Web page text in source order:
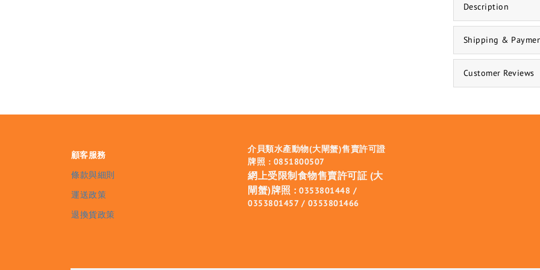
Description
Shipping &
Customer Reviews
顧客服務
條款與細則
運送政策
退換貨政策
介貝類水產動物(大閘蟹)售賣許可證
牌照 : 0851800507
網上受限制食物售賣許可証 (大
閘蟹)牌照 : 0353801448 /
0353801457 / 0353801466